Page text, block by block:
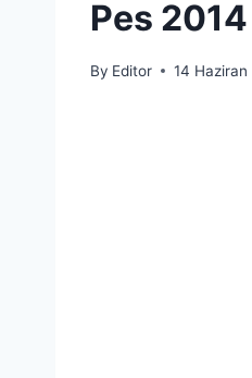
Pes
By Editor 14 Haziran